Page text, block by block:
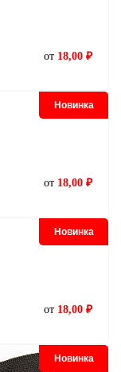
от 18,00 ₽
Новинка
от 18,00 ₽
Новинка
от 18,00 ₽
Новинка